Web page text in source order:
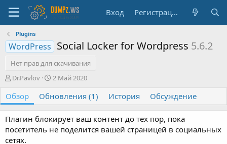
Вход Регистрация
Plugins
WordPress Social Locker for Wordpress 5.6.2
Нет прав для скачивания
А
т
о
Dr.Pavlov
Д
т
а
о
з
2 Май 2020
Обзор Обновления (1) История Обсуждение
Плагин блокирует ваш контент до тех пор, пока
посетитель не поделится вашей страницей в социальных
сетях.